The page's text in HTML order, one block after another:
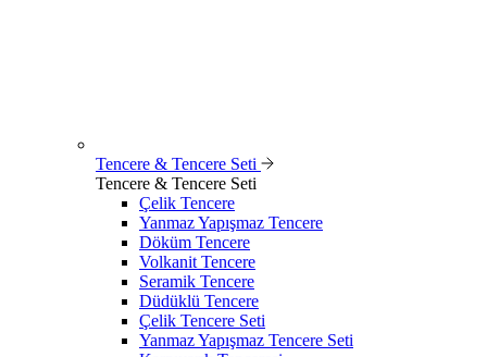
Tencere & Tencere Seti
Tencere & Tencere Seti
Çelik Tencere
Yanmaz Yapışmaz Tencere
Döküm Tencere
Volkanit Tencere
Seramik Tencere
Düdüklü Tencere
Çelik Tencere Seti
Yanmaz Yapışmaz Tencere Seti